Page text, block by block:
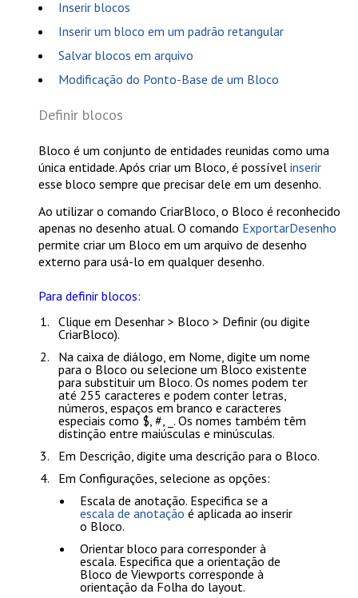
Inserir blocos
Inserir um bloco em um padrão retangular
Salvar blocos em arquivo
Modificação do Ponto-Base de um Bloco
Definir blocos
Bloco é um conjunto de entidades reunidas como uma
única entidade. Após criar um Bloco, é possívelinserir
esse bloco sempre que precisar dele em um desenho.
Ao utilizar o comandoCriarBloco , o Bloco é reconhecido
apenas no desenho atual. O comando ExportarDesenho
permite criar um Bloco em um arquivo de desenho
externo para usá-lo em qualquer desenho.
Para definir blocos:
Clique em Desenhar > Bloco > Definir (ou digite
CriarBloco).
Na caixa de diálogo, em Nome , digite um nome
para o Bloco ou selecione um Bloco existente
para substituir um Bloco. Os nomes podem ter
até 255 caracteres e podem conter letras,
números, espaços em branco e caracteres
especiais como $ , #,
. Os nomes também têm
distinção entre maiúsculas e minúsculas.
Em Descrição , digite uma descrição para o Bloco.
EmConfigurações , selecione as opções:
Escala de anotação. Especifica se a
escala de anotação é aplicada ao inserir
o Bloco.
Orientar bloco para corresponder à
escala. Especifica que a orientação de
Bloco de Viewports corresponde à
orientação da Folha do layout.